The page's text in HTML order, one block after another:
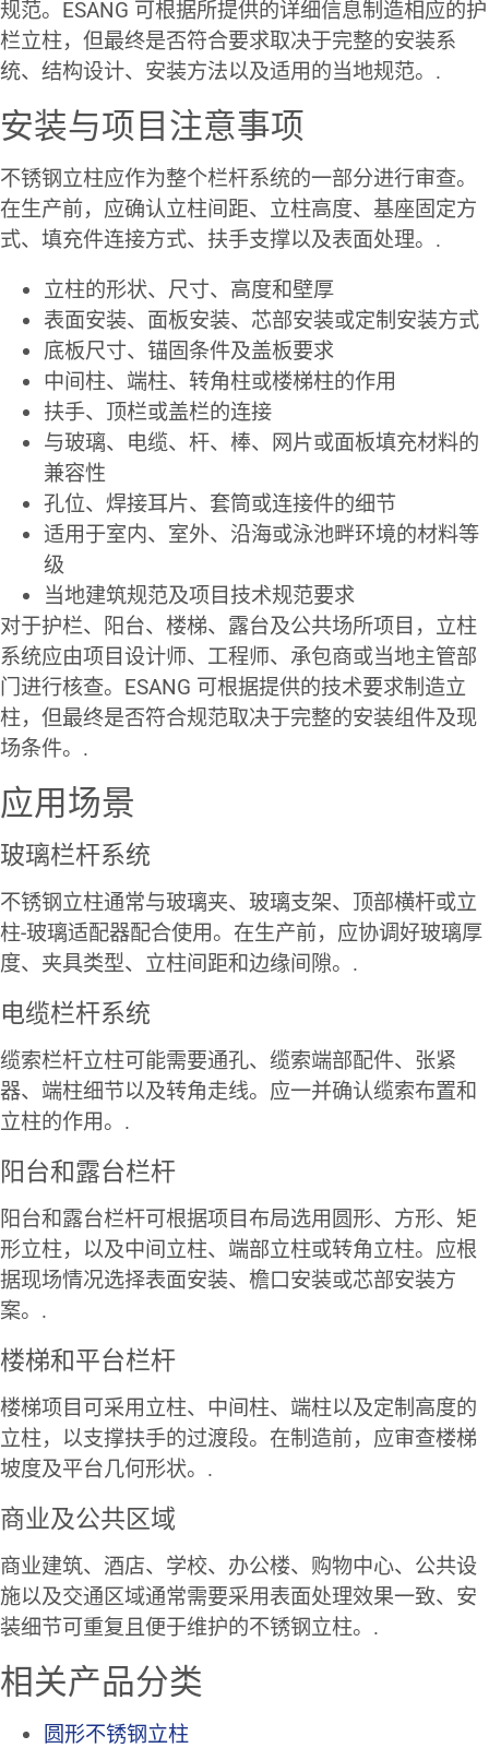
规范。ESANG 可根据所提供的详细信息制造相应的护
栏立柱，但最终是否符合要求取决于完整的安装系
统、结构设计、安装方法以及适用的当地规范。.
安装与项目注意事项
不锈钢立柱应作为整个栏杆系统的一部分进行审查。
在生产前，应确认立柱间距、立柱高度、基座固定方
式、填充件连接方式、扶手支撑以及表面处理。.
立柱的形状、尺寸、高度和壁厚
表面安装、面板安装、芯部安装或定制安装方式
底板尺寸、锚固条件及盖板要求
中间柱、端柱、转角柱或楼梯柱的作用
扶手、顶栏或盖栏的连接
与玻璃、电缆、杆、棒、网片或面板填充材料的
兼容性
孔位、焊接耳片、套筒或连接件的细节
适用于室内、室外、沿海或泳池畔环境的材料等
级
当地建筑规范及项目技术规范要求
对于护栏、阳台、楼梯、露台及公共场所项目，立柱
系统应由项目设计师、工程师、承包商或当地主管部
门进行核查。ESANG 可根据提供的技术要求制造立
柱，但最终是否符合规范取决于完整的安装组件及现
场条件。.
应用场景
玻璃栏杆系统
不锈钢立柱通常与玻璃夹、玻璃支架、顶部横杆或立
柱-玻璃适配器配合使用。在生产前，应协调好玻璃厚
度、夹具类型、立柱间距和边缘间隙。.
电缆栏杆系统
缆索栏杆立柱可能需要通孔、缆索端部配件、张紧
器、端柱细节以及转角走线。应一并确认缆索布置和
立柱的作用。.
阳台和露台栏杆
阳台和露台栏杆可根据项目布局选用圆形、方形、矩
形立柱，以及中间立柱、端部立柱或转角立柱。应根
据现场情况选择表面安装、檐口安装或芯部安装方
案。.
楼梯和平台栏杆
楼梯项目可采用立柱、中间柱、端柱以及定制高度的
立柱，以支撑扶手的过渡段。在制造前，应审查楼梯
坡度及平台几何形状。.
商业及公共区域
商业建筑、酒店、学校、办公楼、购物中心、公共设
施以及交通区域通常需要采用表面处理效果一致、安
装细节可重复且便于维护的不锈钢立柱。.
相关产品分类
圆形不锈钢立柱